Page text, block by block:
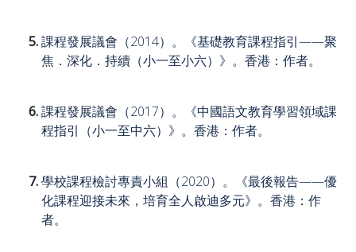
課程發展議會（2014）。《基礎教育課程指引——聚
焦．深化．持續（小一至小六）》。香港：作者。
課程發展議會（2017）。《中國語文教育學習領域課
程指引（小一至中六）》。香港：作者。
學校課程檢討專責小組（2020）。《最後報告——優
化課程迎接未來，培育全人啟迪多元》。香港：作
者。